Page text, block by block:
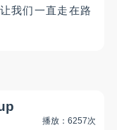
我们一直走在路
播放：6257次